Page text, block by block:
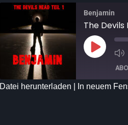
Benjamin
The Devils
Datei herunterladen In neuem